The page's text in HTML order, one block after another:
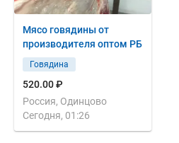
Мясо говядины от
производителя оптом РБ
Говядина
520.00 ₽
Россия, Одинцово
Сегодня, 01:26